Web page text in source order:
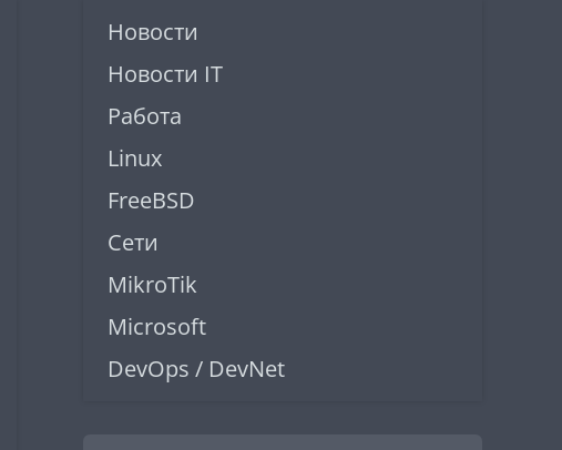
Новости
Новости IT
Работа
Linux
FreeBSD
Сети
MikroTik
Microsoft
DevOps / DevNet